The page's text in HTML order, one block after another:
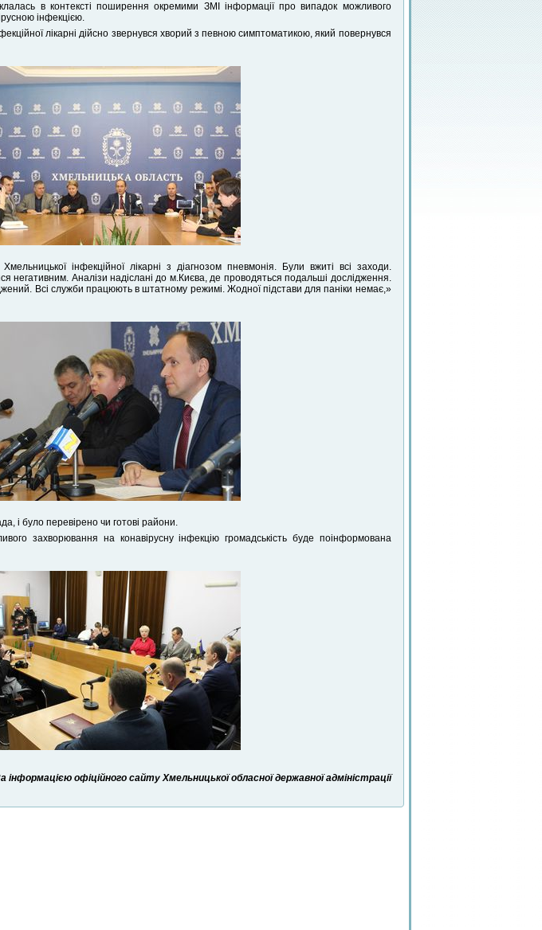
в контексті поширення окремими ЗМІ інформації про випадок можливого
інфекцією.
лікарні дійсно звернувся хворий з певною симптоматикою, який повернувся
інфекційної лікарні з діагнозом пневмонія. Були вжиті всі заходи.
негативним. Аналізи надіслані до м.Києва, де проводяться подальші дослідження.
Всі служби працюють в штатному режимі. Жодної підстави для паніки немає,»
і було перевірено чи готові райони.
захворювання на конавірусну інфекцію громадськість буде поінформована
інформацією офіційного сайту Хмельницької обласної державної адміністрації